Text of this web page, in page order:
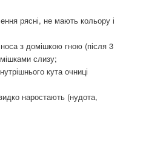
рясні, не мають кольору і
з домішкою гною (після 3
слизу;
кута очниці
наростають (нудота,